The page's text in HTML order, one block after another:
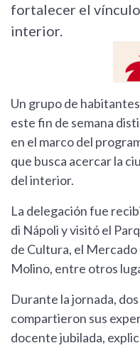
fortalecer el
interior.
Un grupo de
este fin de semana
en el marco del
que busca acercar la
del interior.
La delegación fue
di Nápoli y visitó el
de Cultura, el
Molino, entre otros
Durante la jornada,
compartieron sus
docente jubilada,